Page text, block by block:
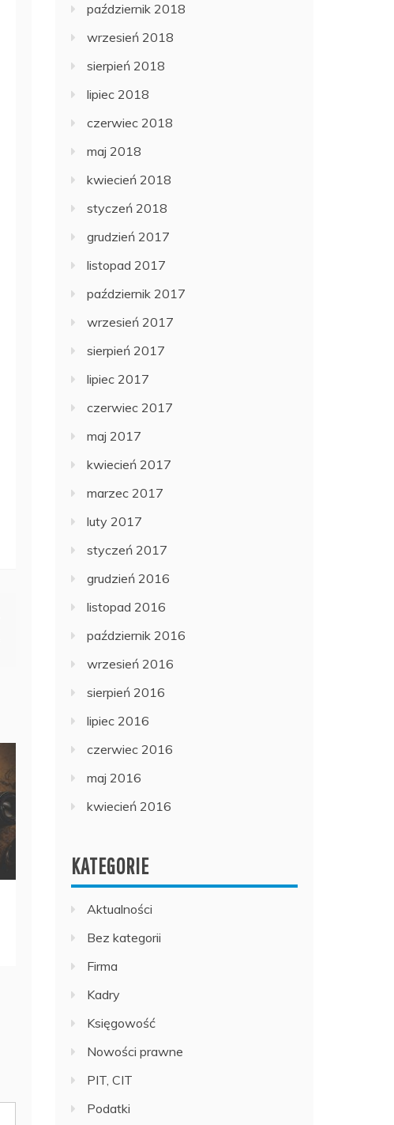
październik 2018
wrzesień 2018
sierpień 2018
lipiec 2018
czerwiec 2018
maj 2018
kwiecień 2018
styczeń 2018
grudzień 2017
listopad 2017
październik 2017
wrzesień 2017
sierpień 2017
lipiec 2017
czerwiec 2017
maj 2017
kwiecień 2017
marzec 2017
luty 2017
styczeń 2017
grudzień 2016
listopad 2016
październik 2016
wrzesień 2016
sierpień 2016
lipiec 2016
czerwiec 2016
maj 2016
kwiecień 2016
KATEGORIE
Aktualności
Bez kategorii
Firma
Kadry
Księgowość
Nowości prawne
PIT, CIT
Podatki